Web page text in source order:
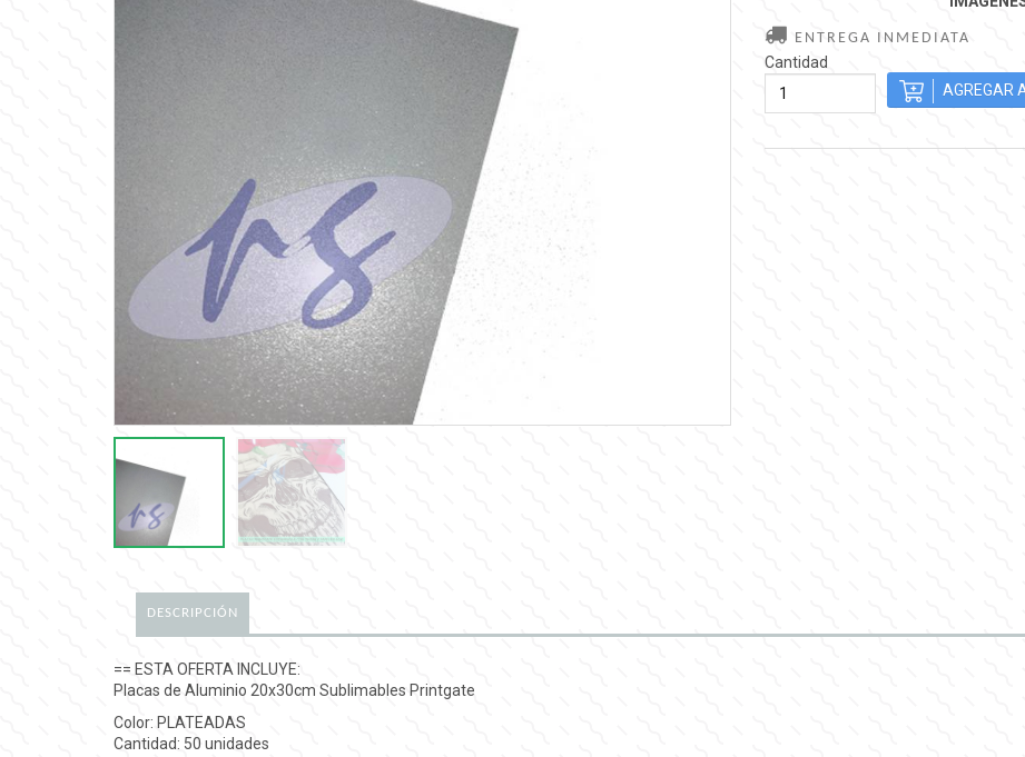
ENTREGA INMEDIATA
Cantidad
DESCRIPCIÓN
== ESTA OFERTA INCLUYE:
Placas de Aluminio 20x30cm Sublimables Printgate
Color: PLATEADAS
Cantidad: 50 unidades